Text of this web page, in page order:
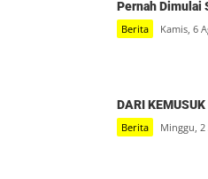
Pernah Dimulai
Berita Kamis, 6
DARI
Berita Minggu, 2